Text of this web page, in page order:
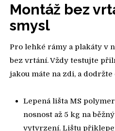
Montáž bez
smysl
Pro lehké rámy a plakáty v
bez vrtání. Vždy testujte
jakou máte na zdi, a
Lepená lišta MS
nosnost až 5 kg na
vytvrzení. Lištu